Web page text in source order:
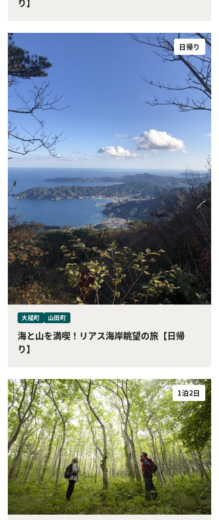
日帰り
大槌町 山田町
海と山を満喫！リアス海岸眺望の旅【日帰
り】
1泊2日